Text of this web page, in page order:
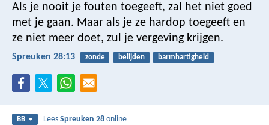
Als je nooit je fouten toegeeft, zal het niet goed
met je gaan. Maar als je ze hardop toegeeft en
ze niet meer doet, zul je vergeving krijgen.
Spreuken 28:13 zonde belijden
barmhartigheid
BB LeesSpreuken 28 online